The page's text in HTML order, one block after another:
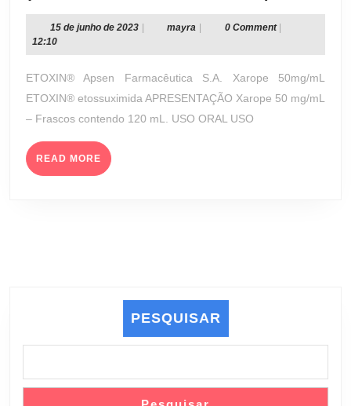
XAROPE
50
S.A.)
15 de junho de 202315
junho
2023
mayra mayra 0 Comment
12:10
ETOXIN® Apsen Farmacêutica S.A. Xarope 50mg/mL
ETOXIN® etossuximida APRESENTAÇÃO Xarope 50 mg/mL
– Frascos contendo 120 mL. USO ORAL USO
READ MORE READ
MORE
PESQUISAR